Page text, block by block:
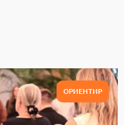
ОРИЕНТИР